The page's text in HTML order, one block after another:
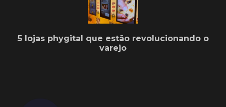
5 lojas phygital que estão revolucionando o
varejo